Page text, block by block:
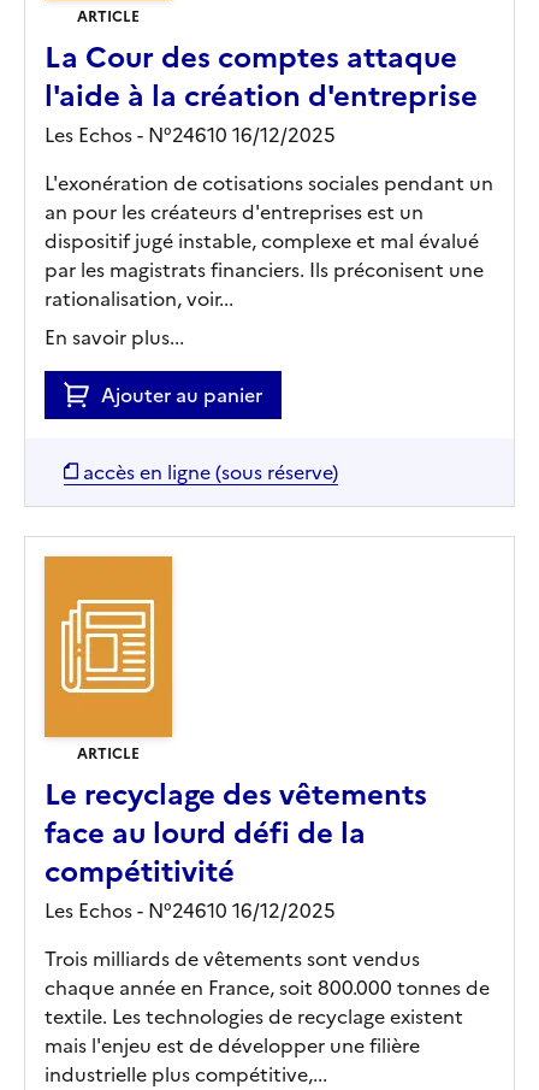
ARTICLE
La Cour des comptes attaque
l'aide à la création d'entreprise
Les Echos - N°24610 16/12/2025
L'exonération de cotisations sociales pendant un
an pour les créateurs d'entreprises est un
dispositif jugé instable, complexe et mal évalué
par les magistrats financiers. Ils préconisent une
rationalisation, voir...
En savoir plus...
Ajouter au panier
accès en ligne (sous réserve)
ARTICLE
Le recyclage des vêtements
face au lourd défi de la
compétitivité
Les Echos - N°24610 16/12/2025
Trois milliards de vêtements sont vendus
chaque année en France, soit 800.000 tonnes de
textile. Les technologies de recyclage existent
mais l'enjeu est de développer une filière
industrielle plus compétitive,...